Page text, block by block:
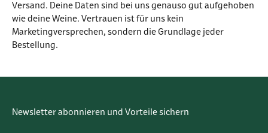
Versand. Deine Daten sind bei uns genauso gut aufgehoben
wie deine Weine. Vertrauen ist für uns kein
Marketingversprechen, sondern die Grundlage jeder
Bestellung.
Newsletter abonnieren und Vorteile sichern